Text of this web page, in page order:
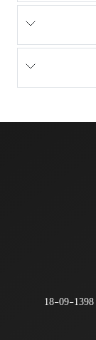
1398-09-18